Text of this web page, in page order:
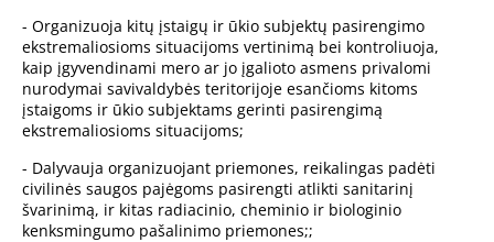
- Organizuoja kitų įstaigų ir ūkio subjektų pasirengimo
ekstremaliosioms situacijoms vertinimą bei kontroliuoja,
kaip įgyvendinami mero ar jo įgalioto asmens privalomi
nurodymai savivaldybės teritorijoje esančioms kitoms
įstaigoms ir ūkio subjektams gerinti pasirengimą
ekstremaliosioms situacijoms;
- Dalyvauja organizuojant priemones, reikalingas padėti
civilinės saugos pajėgoms pasirengti atlikti sanitarinį
švarinimą, ir kitas radiacinio, cheminio ir biologinio
kenksmingumo pašalinimo priemones;;